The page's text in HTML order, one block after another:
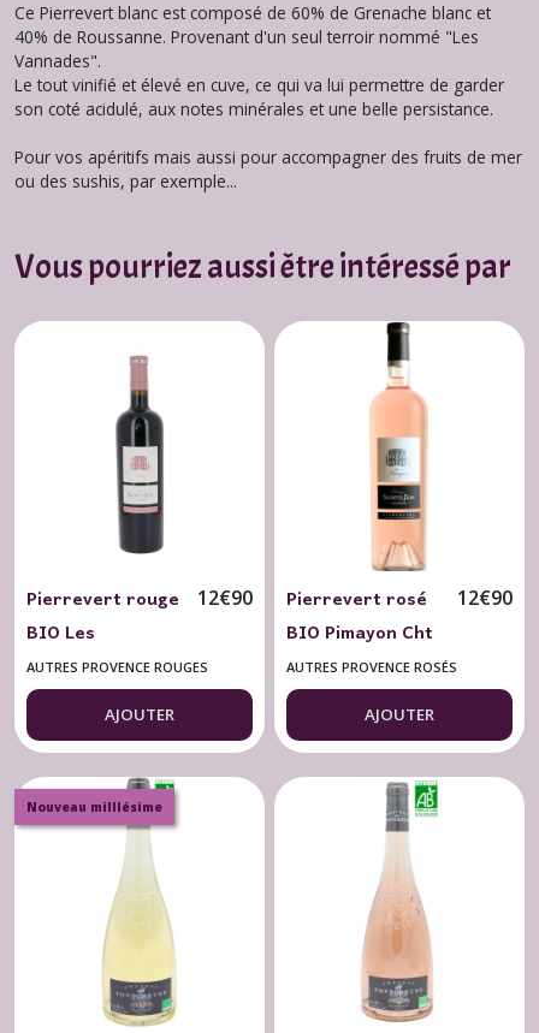
Ce Pierrevert blanc est composé de 60% de Grenache blanc et
40% de Roussanne. Provenant d'un seul terroir nommé "Les
Vannades".
Le tout vinifié et élevé en cuve, ce qui va lui permettre de garder
son coté acidulé, aux notes minérales et une belle persistance.
Pour vos apéritifs mais aussi pour accompagner des fruits de mer
ou des sushis, par exemple...
Vous pourriez aussi être intéressé par
Pierrevert rouge
BIO Les
Vannades Cht
Saint Jean Lez
Durance 2023
12€90
AUTRES PROVENCE ROUGES
AJOUTER
Pierrevert rosé
BIO Pimayon Cht
Saint Jean Lez
Durance 2024
12€90
AUTRES PROVENCE ROSÉS
AJOUTER
Nouveau milllésime